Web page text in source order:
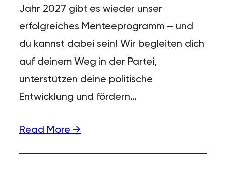
Jahr 2027 gibt es wieder unser
erfolgreiches Menteeprogramm – und
du kannst dabei sein! Wir begleiten dich
auf deinem Weg in der Partei,
unterstützen deine politische
Entwicklung und fördern…
Read More →